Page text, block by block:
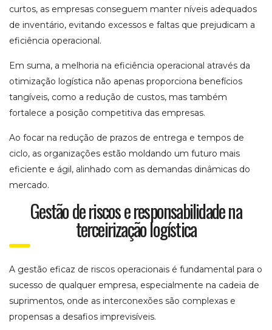
curtos, as empresas conseguem manter níveis adequados
de inventário, evitando excessos e faltas que prejudicam a
eficiência operacional.
Em suma, a melhoria na eficiência operacional através da
otimização logística não apenas proporciona benefícios
tangíveis, como a redução de custos, mas também
fortalece a posição competitiva das empresas.
Ao focar na redução de prazos de entrega e tempos de
ciclo, as organizações estão moldando um futuro mais
eficiente e ágil, alinhado com as demandas dinâmicas do
mercado.
Gestão de riscos e responsabilidade na
terceirização logística
A gestão eficaz de riscos operacionais é fundamental para o
sucesso de qualquer empresa, especialmente na cadeia de
suprimentos, onde as interconexões são complexas e
propensas a desafios imprevisíveis.